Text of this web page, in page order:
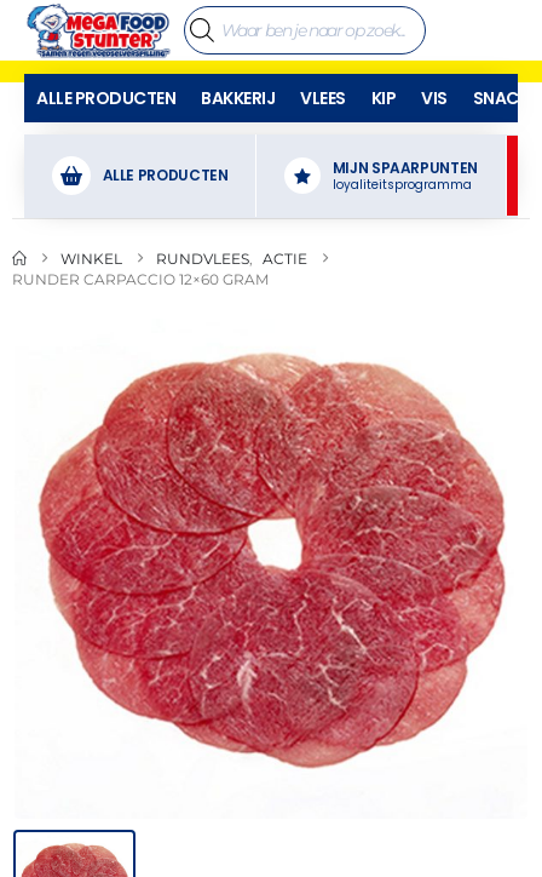
ALLE PRODUCTEN BAKKERIJ VLEES KIP VIS SNACKS
ALLE PRODUCTEN MIJN SPAARPUNTEN
loyaliteitsprogramma
WINKEL RUNDVLEES
ACTIE
RUNDER CARPACCIO 12×60 GRAM